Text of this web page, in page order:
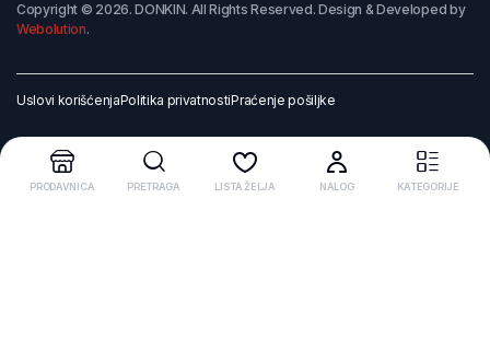
Copyright © 2026. DONKIN. All Rights Reserved. Design & Developed by
Webolution.
Uslovi korišćenjaPolitika privatnostiPraćenje pošiljke
PRODAVNICA PRETRAGA LISTA ŽELJA NALOG KATEGORIJE